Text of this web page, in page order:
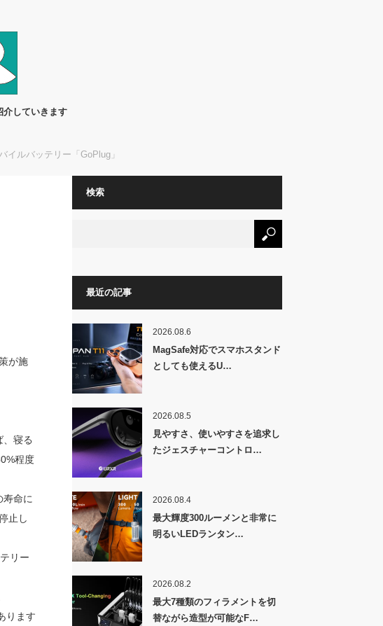
介していきます
ルバッテリー「GoPlug」
が施
寝る
程度
命に
止し
リー
ります
検索
最近の記事
2026.08.6
MagSafe対応でスマホスタンド
としても使えるU…
2026.08.5
見やすさ、使いやすさを追求し
たジェスチャーコントロ…
2026.08.4
最大輝度300ルーメンと非常に
明るいLEDランタン…
2026.08.2
最大7種類のフィラメントを切
替ながら造型が可能なF…